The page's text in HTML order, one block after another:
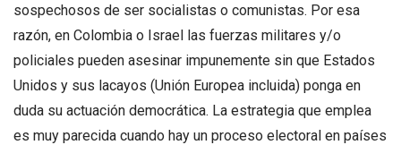
sospechosos de ser socialistas o comunistas. Por esa
razón, en Colombia o Israel las fuerzas militares y/o
policiales pueden asesinar impunemente sin que Estados
Unidos y sus lacayos (Unión Europea incluida) ponga en
duda su actuación democrática. La estrategia que emplea
es muy parecida cuando hay un proceso electoral en países